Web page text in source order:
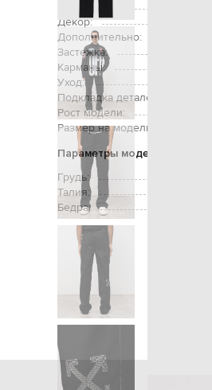
Декор:
Дополнительно:
Застежка:
Карманы:
Уход:
Подкладка деталей:
Рост модели:
Размер на модели:
Параметры модели
Грудь:
Талия:
Бедра: